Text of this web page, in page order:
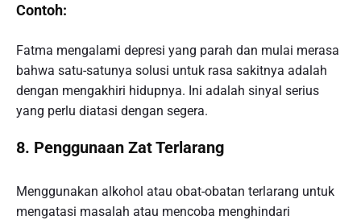
Contoh:
Fatma mengalami depresi yang parah dan mulai merasa
bahwa satu-satunya solusi untuk rasa sakitnya adalah
dengan mengakhiri hidupnya. Ini adalah sinyal serius
yang perlu diatasi dengan segera.
8. Penggunaan Zat Terlarang
Menggunakan alkohol atau obat-obatan terlarang untuk
mengatasi masalah atau mencoba menghindari